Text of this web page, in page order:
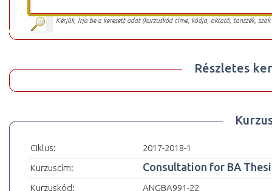
Kérjük, írja be a keresett adat (kurzuskód címe, kódja, oktató, tanszék,
Részletes
Ciklus:
2017-2018-1
Kurzuscím:
Consultation for BA
Kurzuskód:
ANGBA991-22